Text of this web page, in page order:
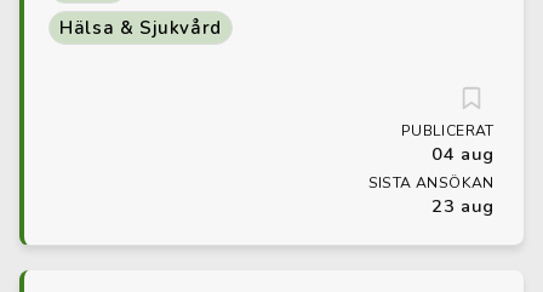
Hälsa & Sjukvård
PUBLICERAT
04 aug
SISTA ANSÖKAN
23 aug